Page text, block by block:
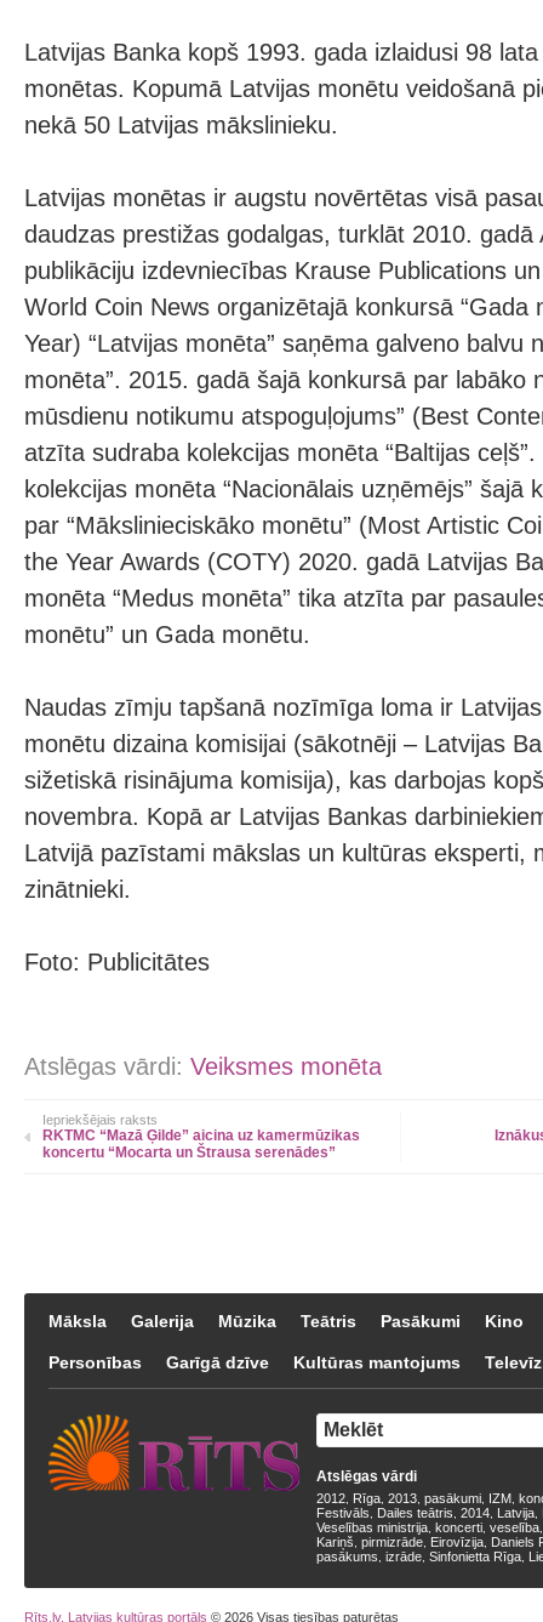
Latvijas Banka kopš 1993. gada izlaidusi 98
monētas. Kopumā Latvijas monētu veidošanā
nekā 50 Latvijas mākslinieku.
Latvijas monētas ir augstu novērtētas visā
daudzas prestižas godalgas, turklāt 2010. gadā
publikāciju izdevniecības Krause Publications
World Coin News organizētajā konkursā “Gada
Year) “Latvijas monēta” saņēma galveno balvu
monēta”. 2015. gadā šajā konkursā par labāko
mūsdienu notikumu atspoguļojums” (Best
atzīta sudraba kolekcijas monēta “Baltijas
kolekcijas monēta “Nacionālais uzņēmējs” šajā
par “Mākslinieciskāko monētu” (Most Artistic
the Year Awards (COTY) 2020. gadā Latvijas
monēta “Medus monēta” tika atzīta par
monētu” un Gada monētu.
Naudas zīmju tapšanā nozīmīga loma ir
monētu dizaina komisijai (sākotnēji – Latvijas
sižetiskā risinājuma komisija), kas darbojas
novembra. Kopā ar Latvijas Bankas
Latvijā pazīstami mākslas un kultūras eksperti,
zinātnieki.
Foto: Publicitātes
Atslēgas vārdi: Veiksmes monēta
Iepriekšējais raksts
RKTMC “Mazā Ģilde” aicina uz kamermūzikas
koncertu “Mocarta un Štrausa serenādes”
Māksla Galerija Mūzika Teātris Pasākumi Kino
Personības Garīgā dzīve Kultūras mantojums
Atslēgas vārdi
2012 Rīga 2013 pasākumi IZM
Festivāls
Dailes teātris 2014 Latvija
Veselības ministrija koncerti veselība
Kariņš pirmizrāde Eirovīzija Daniels
pasākums izrāde Sinfonietta Rīga
Rīts.lv, Latvijas kultūras portāls © 2026 Visas tiesības paturētas